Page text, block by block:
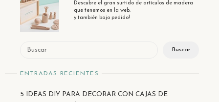
Descubre el gran surtido de artículos de madera
que tenemos en la web,
y también bajo pedido!
Buscar
Buscar
ENTRADAS RECIENTES
5 IDEAS DIY PARA DECORAR CON CAJAS DE